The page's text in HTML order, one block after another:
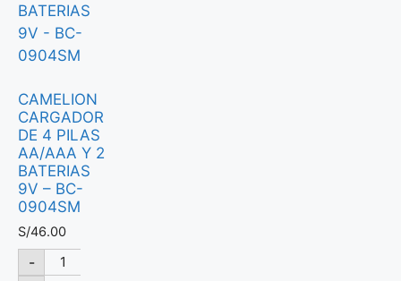
CAMELION
CARGADOR
DE 4 PILAS
AA/AAA Y 2
BATERIAS
9V – BC-
0904SM
S/46.00
-